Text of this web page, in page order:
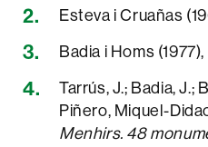
Esteva i Cruañas
Badia i Homs
Tarrús, J.; Badia, J.;
Piñero, Miquel-
Menhirs. 48